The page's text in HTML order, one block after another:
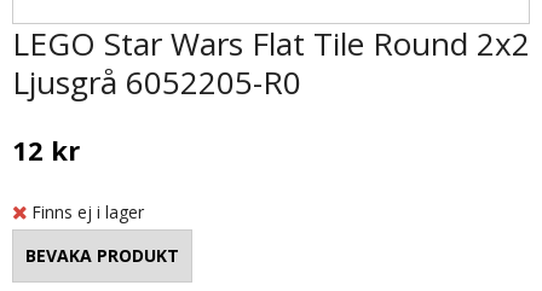
LEGO Star Wars Flat Tile Round 2x2
Ljusgrå 6052205-R0
12 kr
Finns ej i lager